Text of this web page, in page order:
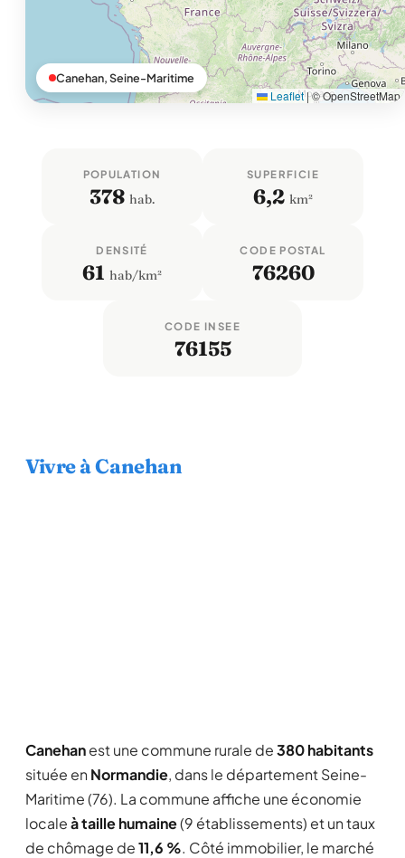
Leaflet |© OpenStreetMap
Canehan, Seine-Maritime
POPULATION
378 hab.
SUPERFICIE
6,2 km²
DENSITÉ
61 hab/km²
CODE POSTAL
76260
CODE INSEE
76155
Vivre à Canehan
Canehanest une commune rurale de380 habitants
située en Normandie, dans le département Seine-
Maritime (76). La commune affiche une économie
localeà taille humaine(9 établissements) et un taux
de chômage de11,6 %. Côté immobilier, le marché